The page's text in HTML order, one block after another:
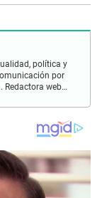
política y
por
Redactora web
y series